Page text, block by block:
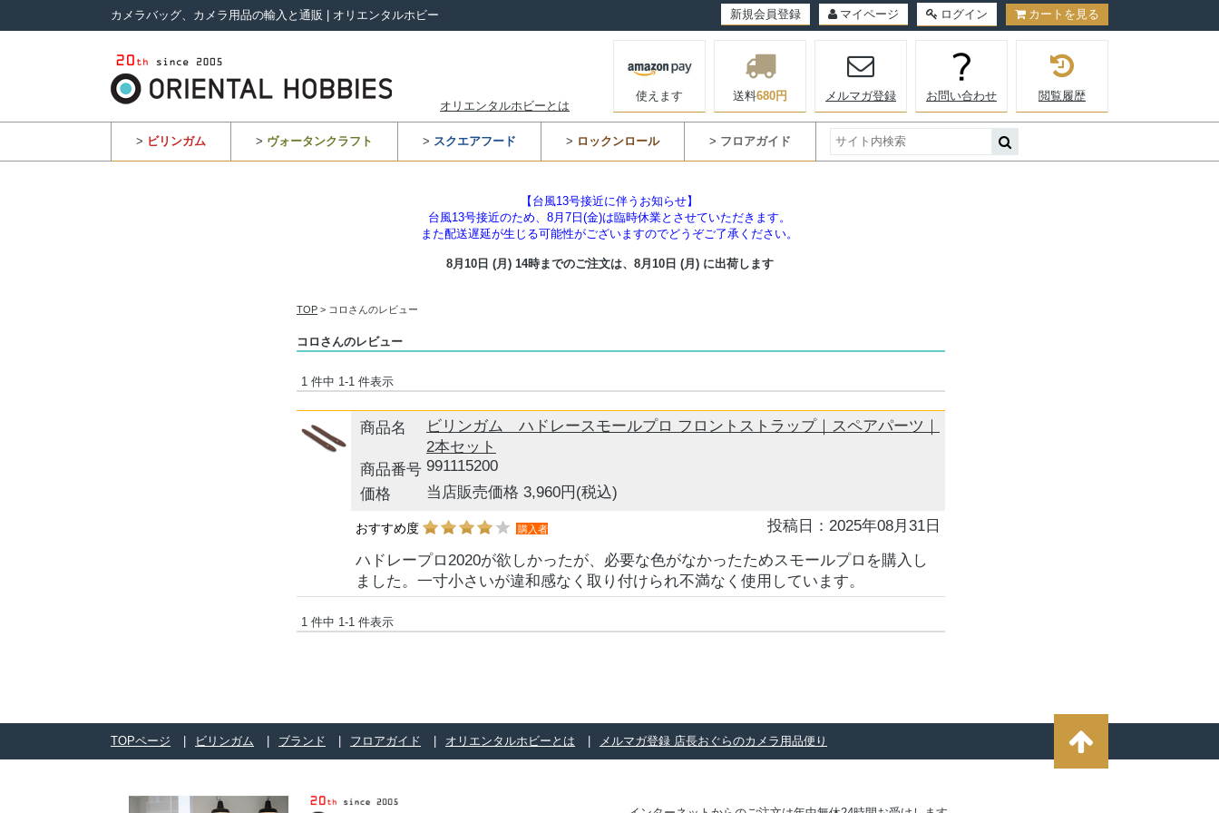
カメラバッグ、カメラ用品の輸入と通販 | オリエンタルホビー 新規会員登録 マイページ ログイン カートを見る
オリエンタルホビーとは
使えます 送料680円 メルマガ登録 お問い合わせ 閲覧履歴
> ビリンガム > ヴォータンクラフト > スクエアフード > ロックンロール > フロアガイド
【台風13号接近に伴うお知らせ】
台風13号接近のため、8月7日(金)は臨時休業とさせていただきます。
また配送遅延が生じる可能性がございますのでどうぞご了承ください。
8月10日 (月) 14時までのご注文は、 8月10日 (月) に出荷します
TOP > コロさんのレビュー
コロさんのレビュー
1 件中 1-1 件表示
商品名
ビリンガム ハドレースモールプロ フロントストラップ｜スペアパーツ｜
2本セット
商品番号 991115200
価格
当店販売価格 3,960円 (税込)
投稿日：2025年08月31日
おすすめ度 購入者
ハドレープロ2020が欲しかったが、必要な色がなかったためスモールプロを購入し
ました。一寸小さいが違和感なく取り付けられ不満なく使用しています。
1 件中 1-1 件表示
TOPページ ビリンガム ブランド フロアガイド オリエンタルホビーとは メルマガ登録 店長おぐらのカメラ用品便り